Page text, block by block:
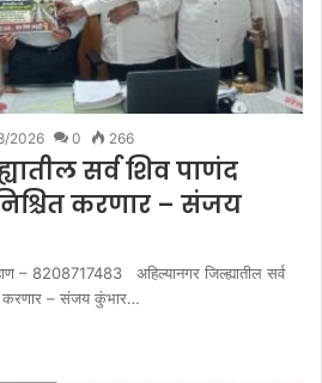
2026 0 266
सर्व शिव पाणंद
निश्चित करणार – संजय
– 8208717483 अहिल्यानगर जिल्ह्यातील सर्व
करणार – संजय कुंभार…